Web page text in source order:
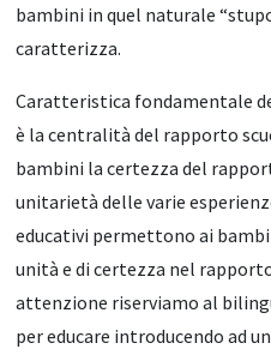
bambini in quel naturale
caratterizza.
Caratteristica fondamentale
è la centralità del rapporto
bambini la certezza del
unitarietà delle varie
educativi permettono ai
unità e di certezza nel
attenzione riserviamo al
per educare introducendo ad